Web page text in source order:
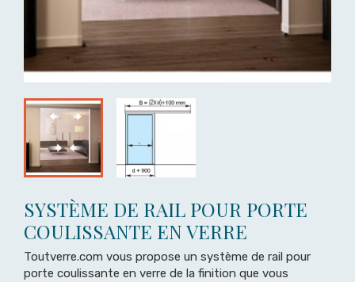
SYSTÈME DE RAIL POUR PORTE
COULISSANTE EN VERRE
Toutverre.com vous propose un système de rail pour
porte coulissante en verre de la finition que vous